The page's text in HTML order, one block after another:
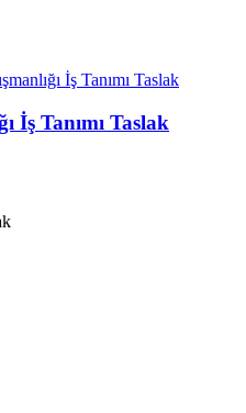
İş Tanımı Taslak
İş Tanımı Taslak